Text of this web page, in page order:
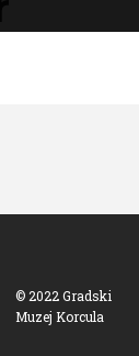
© 2022 Gradski
Muzej Korcula